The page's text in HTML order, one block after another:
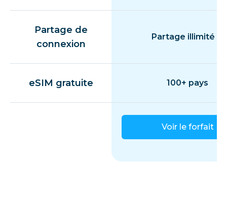
Partage de
connexion
Partage illimité
eSIM gratuite 100+ pays
Voir le forfait